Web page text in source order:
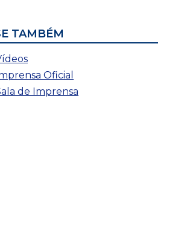
TAMBÉM
Oficial
de Imprensa